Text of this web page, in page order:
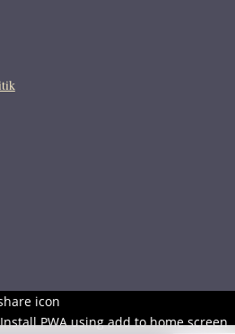
PWA using add to home screen